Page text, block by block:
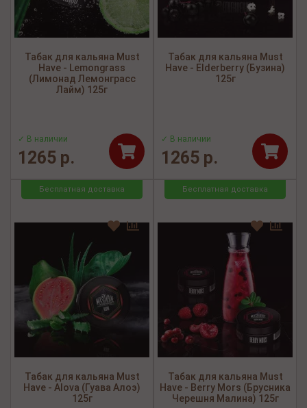
Табак для кальяна Must
Have - Lemongrass
(Лимонад Лемонграсс
Лайм) 125г
✓ В наличии
1265 р.
Табак для кальяна Must
Have - Elderberry (Бузина)
125г
✓ В наличии
1265 р.
Бесплатная доставка
Табак для кальяна Must
Have - Alova (Гуава Алоэ)
125г
Бесплатная доставка
Табак для кальяна Must
Have - Berry Mors (Брусника
Черешня Малина) 125г